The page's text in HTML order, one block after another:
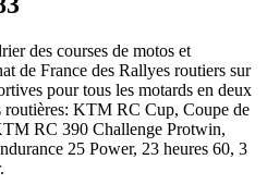
des courses de motos et
de France des Rallyes routiers sur
pour tous les motards en deux
routières: KTM RC Cup, Coupe de
RC 390 Challenge Protwin,
25 Power, 23 heures 60, 3